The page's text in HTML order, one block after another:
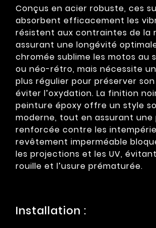
Conçus en acier robuste, ces
absorbent efficacement les
résistent aux contraintes de la
assurant une longévité
chromée sublime les motos au
ou néo-rétro, mais nécessite
plus régulier pour préserver
éviter l’oxydation. La finition
peinture époxy offre un style
moderne, tout en assurant
renforcée contre les
revêtement imperméable
les projections et les UV,
rouille et l’usure prématurée.
Installation :